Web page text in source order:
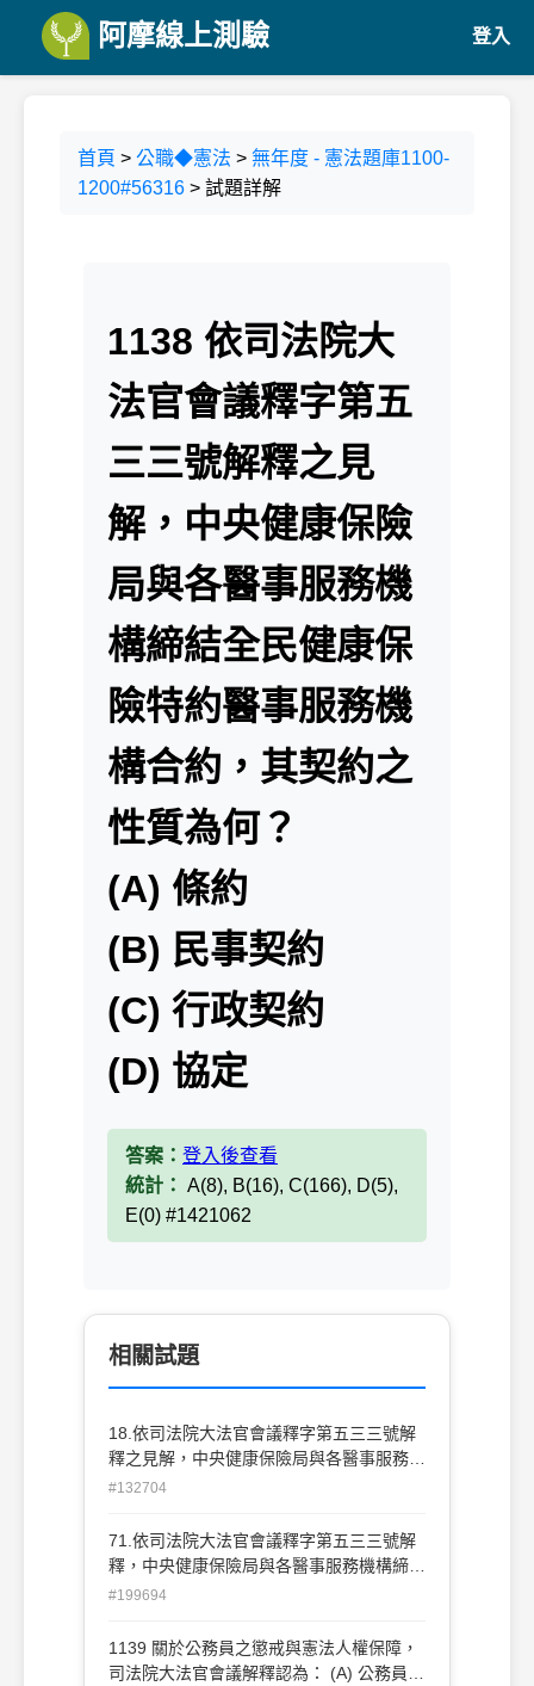
阿摩線上測驗 登入
首頁 > 公職◆憲法 > 無年度 - 憲法題庫1100-
1200#56316 > 試題詳解
1138 依司法院大
法官會議釋字第五
三三號解釋之見
解，中央健康保險
局與各醫事服務機
構締結全民健康保
險特約醫事服務機
構合約，其契約之
性質為何？
(A) 條約
(B) 民事契約
(C) 行政契約
(D) 協定
答案： 登入後查看
統計： A(8), B(16), C(166), D(5),
E(0) #1421062
相關試題
18.依司法院大法官會議釋字第五三三號解
釋之見解，中央健康保險局與各醫事服務機
構締結全民健康保險特約醫事服務機構合
約(C)行政契約(D)協定
#132704
71.依司法院大法官會議釋字第五三三號解
釋，中央健康保險局與各醫事服務機構締結
「全民健康保險特約醫事服務機構合約」，
行政契約 (D) 行政計畫
#199694
1139 關於公務員之懲戒與憲法人權保障，
司法院大法官會議解釋認為： (A) 公務員之